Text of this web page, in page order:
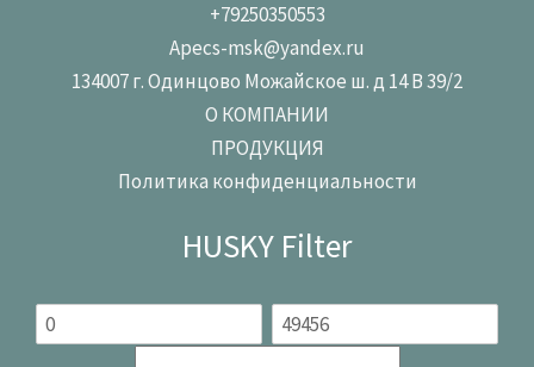
+79250350553
Apecs-msk@yandex.ru
134007 г. Одинцово Можайское ш. д 14 В 39/2
О КОМПАНИИ
ПРОДУКЦИЯ
Политика конфиденциальности
HUSKY Filter